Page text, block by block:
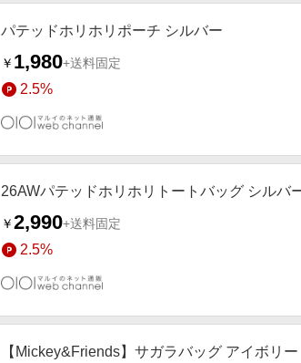
パテッドホリホリポーチ シルバー
￥ 1,980+送料固定
2.5%
26AWパテッドホリホリトートバッグ シルバ
￥2,990+送料固定
2.5%
【Mickey&Friends】サガラバッグ アイボリー